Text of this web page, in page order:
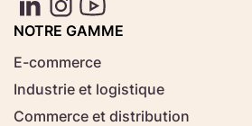
Aucun fichier
Télécharger
NOTRE GAMME
E-commerce
Industrie et logistique
Commerce et distribution